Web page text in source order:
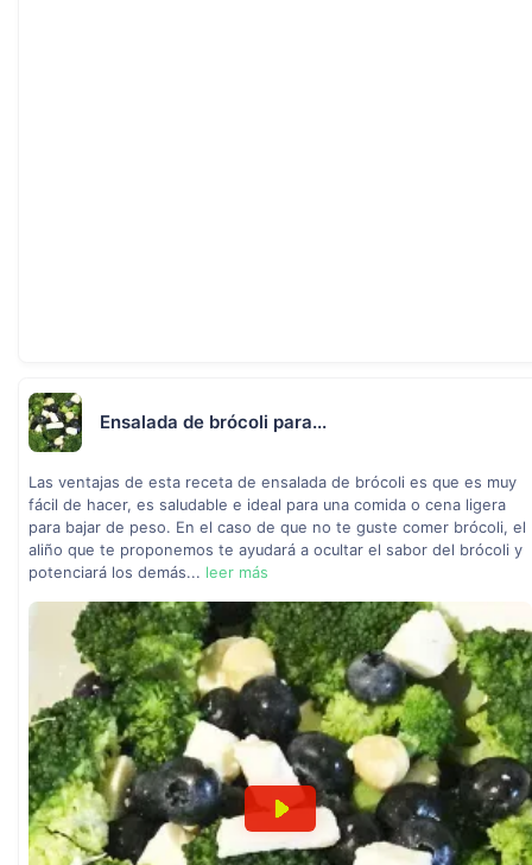
Ensalada de brócoli para...
Las ventajas de esta receta de ensalada de brócoli es que es muy
fácil de hacer, es saludable e ideal para una comida o cena ligera
para bajar de peso. En el caso de que no te guste comer brócoli, el
aliño que te proponemos te ayudará a ocultar el sabor del brócoli y
potenciará los demás... leer más